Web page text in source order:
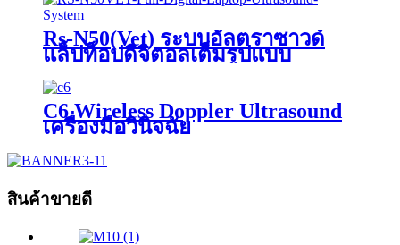
Rs-N50(Vet) ระบบอัลตราซาวด์
แล็ปท็อปดิจิตอลเต็มรูปแบบ
C6 Wireless Doppler Ultrasound
เครื่องมือวินิจฉัย
สินค้าขายดี